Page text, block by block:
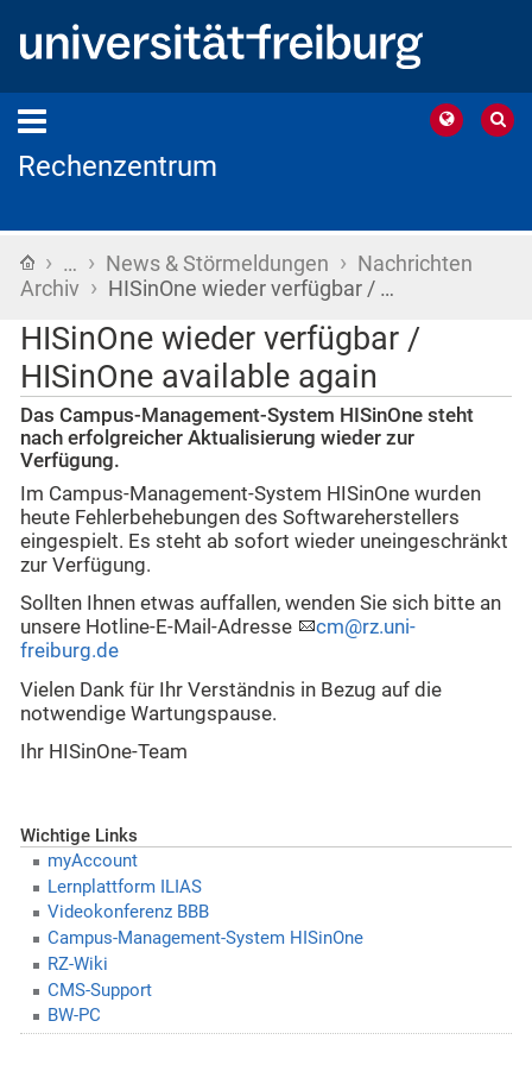
Rechenzentrum
Startseite
› … › News & Störmeldungen › Nachrichten
Archiv › HISinOne wieder verfügbar / …
HISinOne wieder verfügbar /
HISinOne available again
Das Campus-Management-System HISinOne steht
nach erfolgreicher Aktualisierung wieder zur
Verfügung.
Im Campus-Management-System HISinOne wurden
heute Fehlerbehebungen des Softwareherstellers
eingespielt. Es steht ab sofort wieder uneingeschränkt
zur Verfügung.
Sollten Ihnen etwas auffallen, wenden Sie sich bitte an
unsere Hotline-E-Mail-Adresse
cm@rz.uni-
freiburg.de
Vielen Dank für Ihr Verständnis in Bezug auf die
notwendige Wartungspause.
Ihr HISinOne-Team
Wichtige Links
myAccount
Lernplattform ILIAS
Videokonferenz BBB
Campus-Management-System HISinOne
RZ-Wiki
CMS-Support
BW-PC